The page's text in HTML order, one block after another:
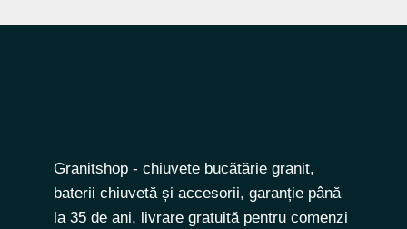
Granitshop - chiuvete bucătărie granit,
baterii chiuvetă și accesorii, garanție până
la 35 de ani, livrare gratuită pentru comenzi